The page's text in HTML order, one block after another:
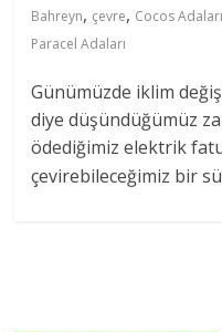
Bahreyn, çevre, Cocos Adaları
Paracel Adaları
Günümüzde iklim
diye düşündüğümüz
ödediğimiz elektrik
çevirebileceğimiz bir